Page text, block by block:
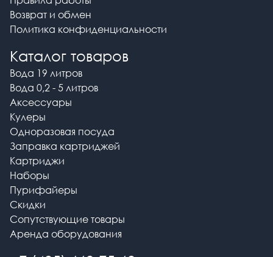
Возврат и обмен
Политика конфиденциальности
Каталог товаров
Вода 19 литров
Вода 0,2 - 5 литров
Аксессуары
Кулеры
Одноразовая посуда
Заправка картриджей
Картриджи
Наборы
Пурифайеры
Скидки
Сопутствующие товары
Аренда оборудования